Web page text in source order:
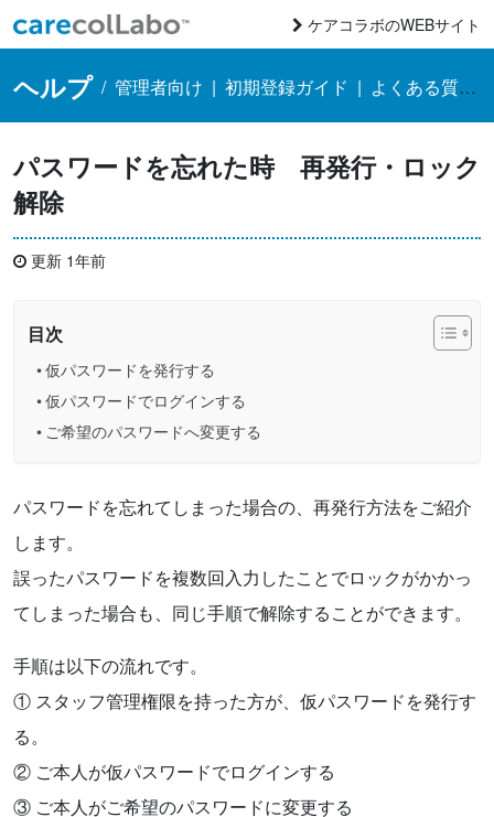
コンテンツへスキップ
Main Navigation ケアコラボのWEBサイト
ヘルプ / 管理者向け | 初期登録ガイド | よくある質問全般
パスワードを忘れた時 再発行・ロック
解除
更新 1年前
目次
仮パスワードを発行する
仮パスワードでログインする
ご希望のパスワードへ変更する
パスワードを忘れてしまった場合の、再発行方法をご紹介
します。
誤ったパスワードを複数回入力したことでロックがかかっ
てしまった場合も、同じ手順で解除することができます。
手順は以下の流れです。
① スタッフ管理権限を持った方が、仮パスワードを発行す
る。
② ご本人が仮パスワードでログインする
③ ご本人がご希望のパスワードに変更する